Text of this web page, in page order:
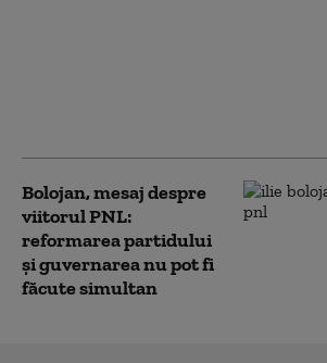
Bolojan, mesaj despre
viitorul PNL:
reformarea partidului
și guvernarea nu pot fi
făcute simultan